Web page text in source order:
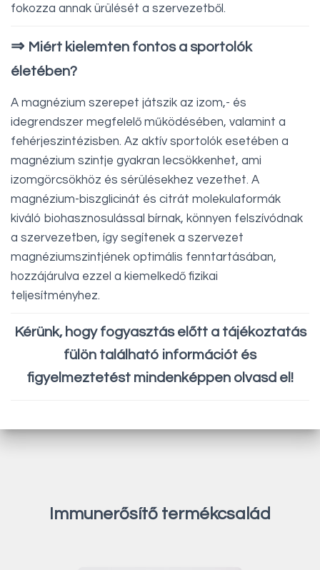
fokozza annak ürülését a szervezetből.
⇒ Miért kielemten fontos a sportolók
életében?
A magnézium szerepet játszik az izom,- és
idegrendszer megfelelő működésében, valamint a
fehérjeszintézisben. Az aktív sportolók esetében a
magnézium szintje gyakran lecsökkenhet, ami
izomgörcsökhöz és sérülésekhez vezethet. A
magnézium-biszglicinát és citrát molekulaformák
kiváló biohasznosulással bírnak, könnyen felszívódnak
a szervezetben, így segítenek a szervezet
magnéziumszintjének optimális fenntartásában,
hozzájárulva ezzel a kiemelkedő fizikai
teljesítményhez.
Kérünk, hogy fogyasztás előtt a tájékoztatás
fülön található információt és
figyelmeztetést mindenképpen olvasd el!
Immunerősítő termékcsalád